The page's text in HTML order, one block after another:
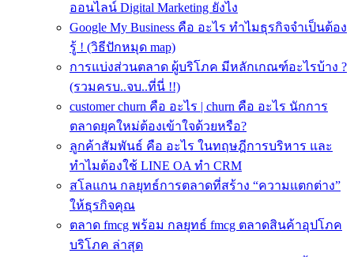
ออนไลน์ Digital Marketing ยังไง
Google My Business คือ อะไร ทำไมธุรกิจจำเป็นต้อง
รู้ ! (วิธีปักหมุด map)
การแบ่งส่วนตลาด ผู้บริโภค มีหลักเกณฑ์อะไรบ้าง ?
(รวมครบ..จบ..ที่นี่ !!)
customer churn คือ อะไร | churn คือ อะไร นักการ
ตลาดยุคใหม่ต้องเข้าใจด้วยหรือ?
ลูกค้าสัมพันธ์ คือ อะไร ในทฤษฎีการบริหาร และ
ทำไมต้องใช้ LINE OA ทำ CRM
สโลแกน กลยุทธ์การตลาดที่สร้าง “ความแตกต่าง”
ให้ธุรกิจคุณ
ตลาด fmcg พร้อม กลยุทธ์ fmcg ตลาดสินค้าอุปโภค
บริโภค ล่าสุด